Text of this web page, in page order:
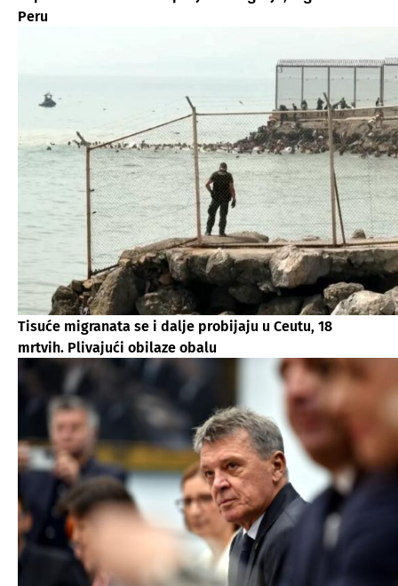
Peru
Tisuće migranata se i dalje probijaju u Ceutu, 18
mrtvih. Plivajući obilaze obalu